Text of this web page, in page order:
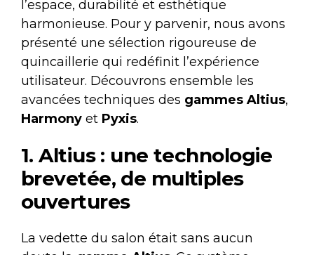
l’espace, durabilité et esthétique
harmonieuse. Pour y parvenir, nous avons
présenté une sélection rigoureuse de
quincaillerie qui redéfinit l’expérience
utilisateur. Découvrons ensemble les
avancées techniques des gammes Altius,
Harmony et Pyxis.
1. Altius : une technologie
brevetée, de multiples
ouvertures
La vedette du salon était sans aucun